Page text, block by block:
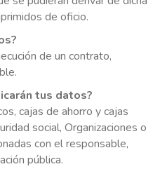
de oficio.
de un contrato,
tus datos?
cajas de ahorro y cajas
social, Organizaciones o
con el responsable,
pública.